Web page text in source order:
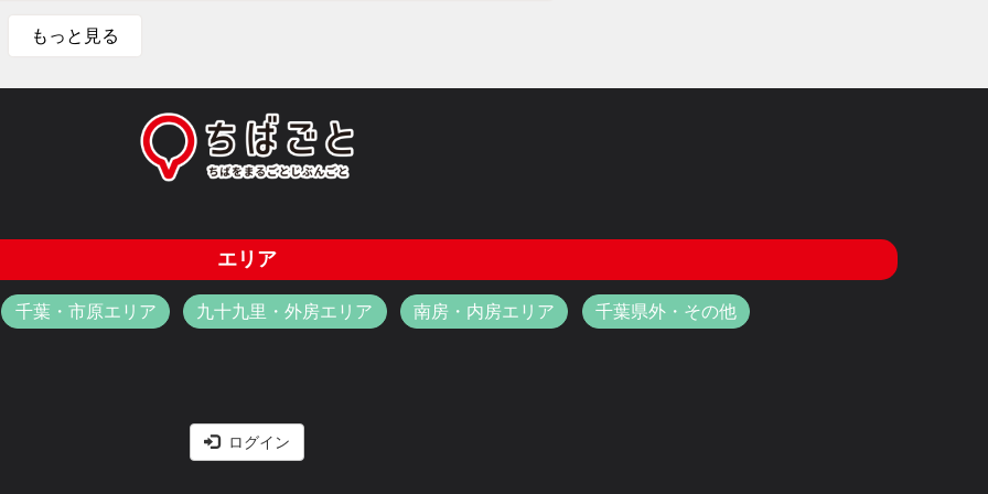
もっと見る
エリア
千葉・市原エリア 九十九里・外房エリア 南房・内房エリア 千葉県外・その他
ログイン